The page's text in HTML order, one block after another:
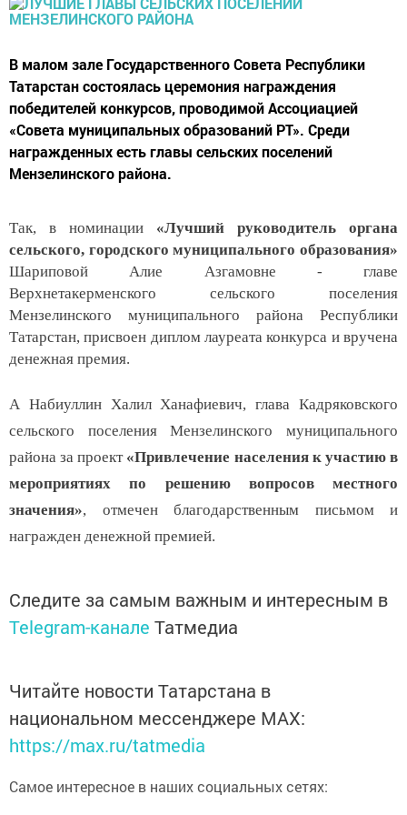
В малом зале Государственного Совета Республики
Татарстан состоялась церемония награждения
победителей конкурсов, проводимой Ассоциацией
«Совета муниципальных образований РТ». Среди
награжденных есть главы сельских поселений
Мензелинского района.
Так, в номинации «Лучший руководитель органа
сельского, городского муниципального образования»
Шариповой Алие Азгамовне - главе
Верхнетакерменского сельского поселения
Мензелинского муниципального района Республики
Татарстан, присвоен диплом лауреата конкурса и вручена
денежная премия.
А Набиуллин Халил Ханафиевич, глава Кадряковского
сельского поселения Мензелинского муниципального
района за проект «Привлечение населения к участию в
мероприятиях по решению вопросов местного
значения», отмечен благодарственным письмом и
награжден денежной премией.
Следите за самым важным и интересным в
Telegram-канале Татмедиа
Читайте новости Татарстана в
национальном мессенджере MАХ:
https://max.ru/tatmedia
Самое интересное в наших социальных сетях: